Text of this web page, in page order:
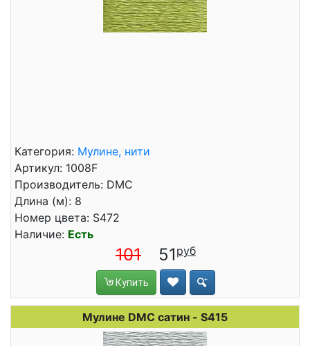
Категория: Мулине, нити
Артикул: 1008F
Производитель: DMC
Длина (м): 8
Номер цвета: S472
Наличие: Есть
101 51
Купить
Мулине DMC сатин - S415